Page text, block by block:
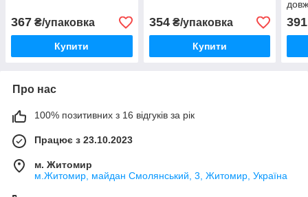
367 ₴/упаковка
Купити
354₴/упаковка
Купити
391
Про нас
100% позитивних з 16 відгуків за рік
Працює з 23.10.2023
м. Житомир
м.Житомир, майдан Смолянський, 3, Житомир, Україна